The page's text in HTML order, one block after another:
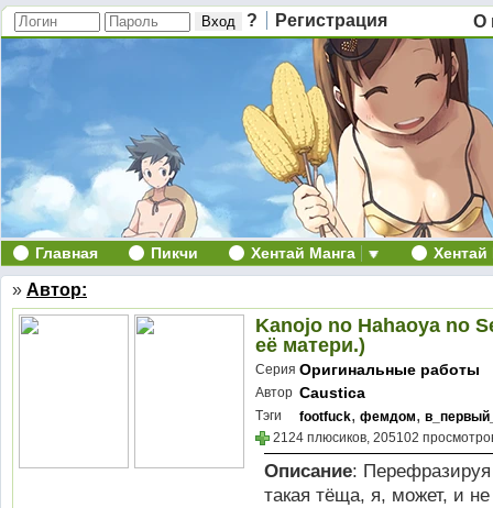
? Регистрация О
Главная Пикчи Хентай Манга
» Автор:
Kanojo no Hahaoya no
её матери.)
Серия Оригинальные работы
Автор Caustica
Тэги footfuck, фемдом,
2124 плюсиков, 205102
Описание:
такая тёща, я, может, и